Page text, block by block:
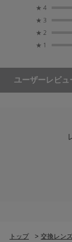
★ 4
★ 3
★ 2
★ 1
ユーザーレビュ
トップ >交換レン